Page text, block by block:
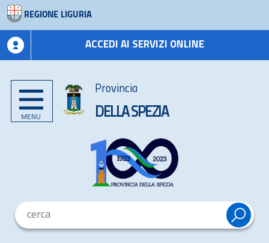
REGIONE LIGURIA
ACCEDI AI SERVIZI ONLINE
MENU
Provincia
DELLA SPEZIA